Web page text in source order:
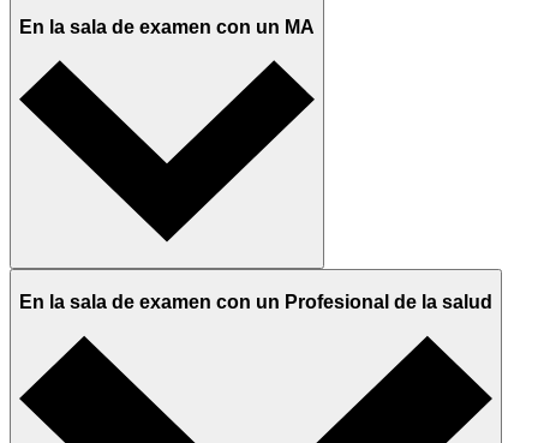
En la sala de examen con un MA
En la sala de examen con un Profesional de la salud